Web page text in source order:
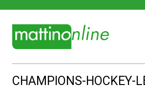
CHAMPIONS-HOCKEY-